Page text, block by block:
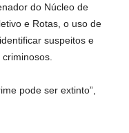
do Núcleo de
e Rotas, o uso de
suspeitos e
pode ser extinto”,